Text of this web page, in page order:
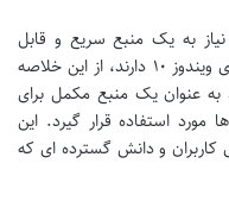
به یک منبع سریع و قابل
دسترس برای آشنایی با مفاهیم و مهارت های ویندوز ۱۰ دارند، از این خلاصه
به عنوان یک منبع مکمل برای
استفاده قرار گیرد. این
کاربران و دانش گسترده ای که